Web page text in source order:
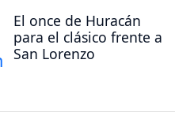
El once de Huracán
para el clásico frente a
San Lorenzo